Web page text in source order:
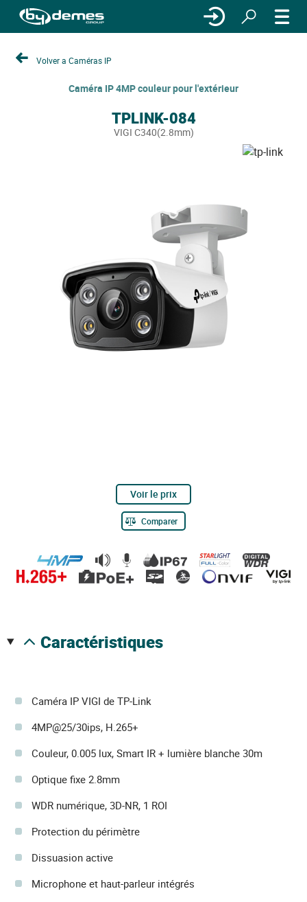
Volver a Caméras IP
Caméra IP 4MP couleur pour l'extérieur
TPLINK-084
VIGI C340(2.8mm)
Voir le prix
Comparer
caractéristiques
Caméra IP VIGI de TP-Link
4MP@25/30ips, H.265+
Couleur, 0.005 lux, Smart IR + lumière blanche 30m
Optique fixe 2.8mm
WDR numérique, 3D-NR, 1 ROI
Protection du périmètre
Dissuasion active
Microphone et haut-parleur intégrés